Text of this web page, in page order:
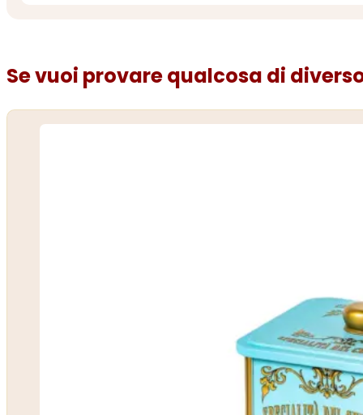
Se vuoi provare qualcosa di